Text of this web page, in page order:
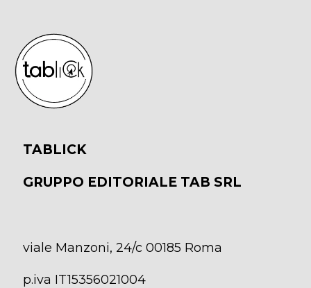
TABLICK
GRUPPO EDITORIALE TAB SRL
viale Manzoni, 24/c 00185 Roma
p.iva IT15356021004